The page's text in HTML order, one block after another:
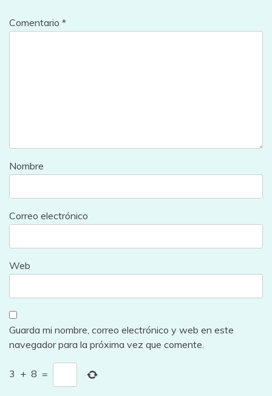
Comentario *
Nombre
Correo electrónico
Web
Guarda mi nombre, correo electrónico y web en este
navegador para la próxima vez que comente.
3 + 8 =